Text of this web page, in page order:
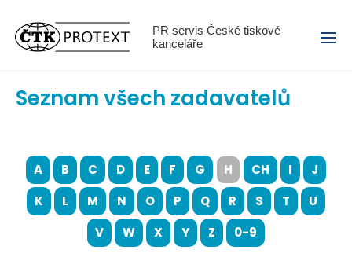
PR servis České tiskové
kanceláře
Menu
Seznam všech zadavatelů
A B C D E F G H CH I
J
K
L M N O P Q R S T
U
V
W X Y Z 0-9